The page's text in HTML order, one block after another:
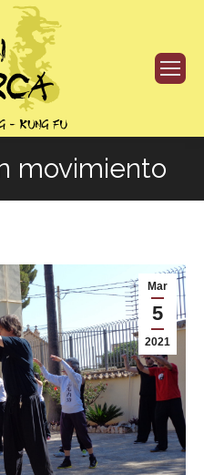
movimiento
Mar
5
2021